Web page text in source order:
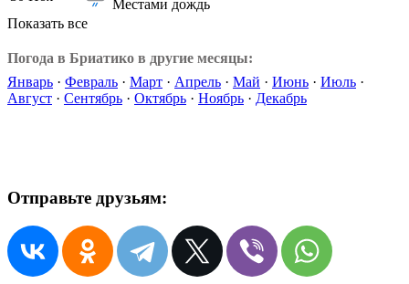
Местами дождь
Показать все
Погода в Бриатико в другие месяцы:
Январь · Февраль · Март · Апрель · Май · Июнь · Июль ·
Август · Сентябрь · Октябрь · Ноябрь · Декабрь
Отправьте друзьям: